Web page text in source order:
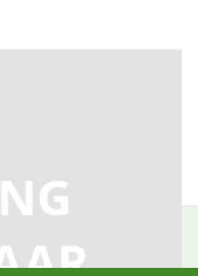
VE.500S
productgarantie